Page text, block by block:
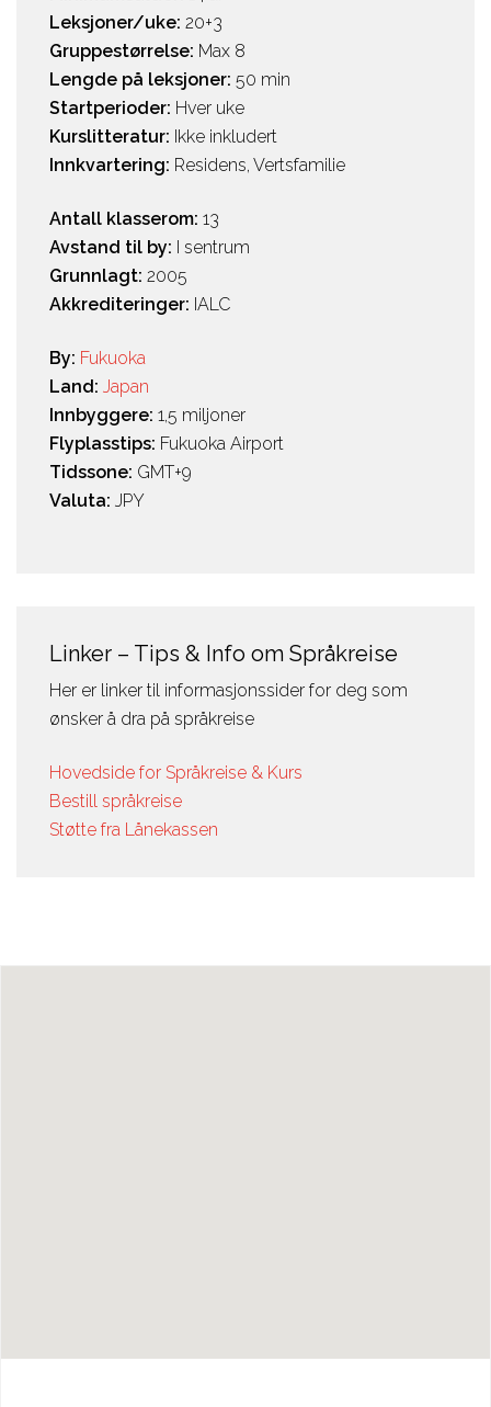
Leksjoner/uke: 20+3
Gruppestørrelse: Max 8
Lengde på leksjoner: 50 min
Startperioder: Hver uke
Kurslitteratur: Ikke inkludert
Innkvartering: Residens, Vertsfamilie
Antall klasserom: 13
Avstand til by: I sentrum
Grunnlagt: 2005
Akkrediteringer: IALC
By: Fukuoka
Land: Japan
Innbyggere: 1,5 miljoner
Flyplasstips: Fukuoka Airport
Tidssone: GMT+9
Valuta: JPY
Linker – Tips & Info om Språkreise
Her er linker til informasjonssider for deg som
ønsker å dra på språkreise
Hovedside for Språkreise & Kurs
Bestill språkreise
Støtte fra Lånekassen